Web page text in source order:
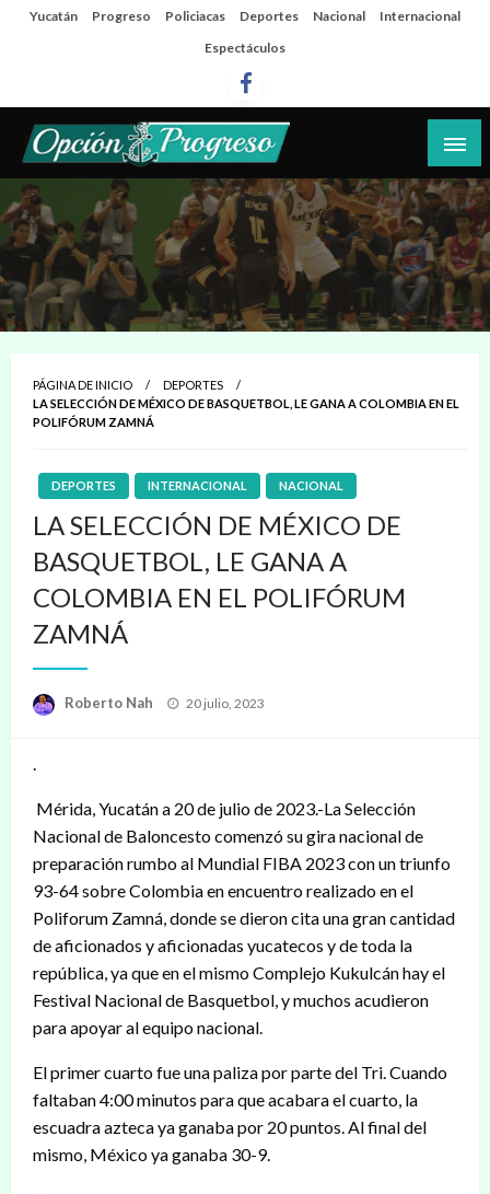
SaltaYucatán Progreso Policiacas Deportes Nacional
Internacional
Espectáculos
Opción Progreso
Las noticias del día a día del puerto
PÁGINA DE INICIO
DEPORTES
LA SELECCIÓN DE MÉXICO DE BASQUETBOL, LE GANA A COLOMBIA EN EL
POLIFÓRUM ZAMNÁ
DEPORTES INTERNACIONAL NACIONAL
LA SELECCIÓN DE MÉXICO DE
BASQUETBOL, LE GANA A
COLOMBIA EN EL POLIFÓRUM
ZAMNÁ
Roberto Nah
Publicado
20 julio, 2023
.
Mérida, Yucatán a 20 de julio de 2023.-La Selección
Nacional de Baloncesto comenzó su gira nacional de
preparación rumbo al Mundial FIBA 2023 con un triunfo
93-64 sobre Colombia en encuentro realizado en el
Poliforum Zamná, donde se dieron cita una gran cantidad
de aficionados y aficionadas yucatecos y de toda la
república, ya que en el mismo Complejo Kukulcán hay el
Festival Nacional de Basquetbol, y muchos acudieron
para apoyar al equipo nacional.
El primer cuarto fue una paliza por parte del Tri. Cuando
faltaban 4:00 minutos para que acabara el cuarto, la
escuadra azteca ya ganaba por 20 puntos. Al final del
mismo, México ya ganaba 30-9.